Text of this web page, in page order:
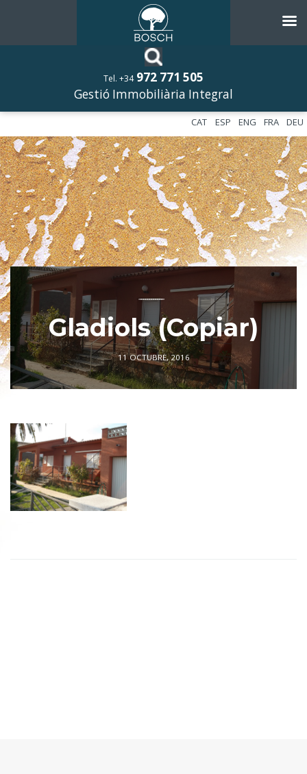
Tel. +34 972 771 505
Gestió Immobiliària Integral
DEU
FRA
ENG
ESP
CAT
––––––––––––
Gladiols (Copiar)
11 OCTUBRE, 2016